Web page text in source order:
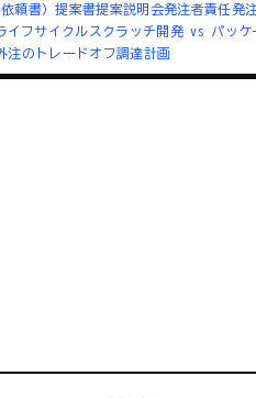
依頼書）提案書提案説明会発注者責任発
イフサイクル スクラッチ開発 vs パッケ
注のトレードオフ調達計画